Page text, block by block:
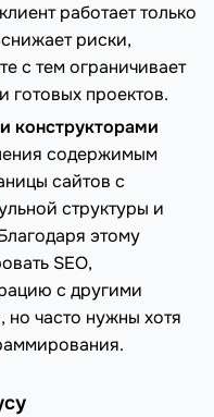
работает только
риски,
с тем ограничивает
готовых проектов.
конструкторами
содержимым
сайтов с
структуры и
этому
SEO,
с другими
часто нужны хотя